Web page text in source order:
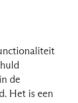
de
Het is een